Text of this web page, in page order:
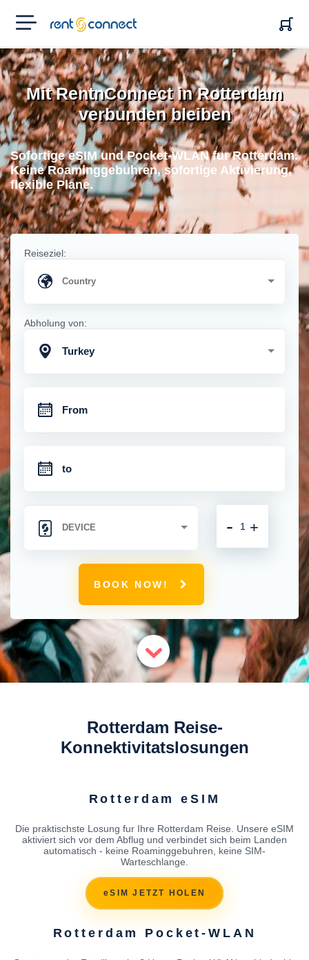
RENT'N
CONNECT
Mit RentnConnect in Rotterdam
verbunden bleiben
Sofortige eSIM und Pocket-WLAN fur Rotterdam.
Keine Roaminggebuhren, sofortige Aktivierung,
flexible Plane.
Reiseziel:
Abholung von:
Turkey
+
-
BOOK NOW!
Rotterdam Reise-
Konnektivitatslosungen
Rotterdam eSIM
Die praktischste Losung fur Ihre Rotterdam Reise. Unsere eSIM
aktiviert sich vor dem Abflug und verbindet sich beim Landen
automatisch - keine Roaminggebuhren, keine SIM-
Warteschlange.
eSIM JETZT HOLEN
Rotterdam Pocket-WLAN